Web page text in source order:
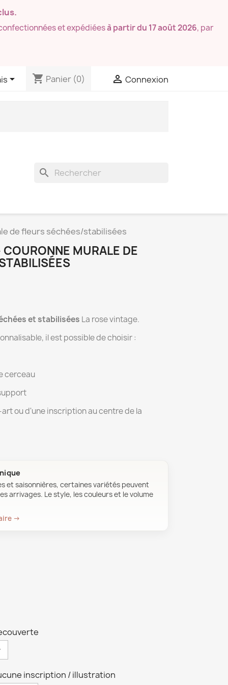
et expédiéesà partir du 17 août 2026, par
 shopping_cart Panier (0)  Connexion
search
de fleurs séchées/stabilisées
MURALE DE
et stabilisées La rose vintage.
il est possible de choisir :
cerceau
ou d'une inscription au centre de la
et saisonnières, certaines variétés peuvent
arrivages. Le style, les couleurs et le volume
→
inscription / illustration